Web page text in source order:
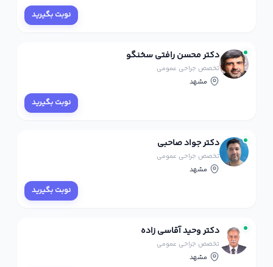
نوبت بگیرید
دکتر محسن رافتی سخنگو
تخصص جراحی عمومی
مشهد
نوبت بگیرید
دکتر جواد صاحبی
تخصص جراحی عمومی
مشهد
نوبت بگیرید
دکتر وحید آقاسی زاده
تخصص جراحی عمومی
مشهد